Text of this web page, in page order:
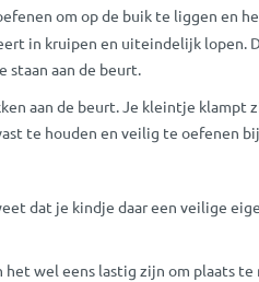
om op de buik te liggen en
in kruipen en uiteindelijk lopen.
staan aan de beurt.
aan de beurt. Je kleintje klampt
te houden en veilig te oefenen
dat je kindje daar een veilige
wel eens lastig zijn om plaats